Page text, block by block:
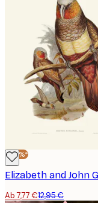
-40%*
Ab 7,77 €12,95 €